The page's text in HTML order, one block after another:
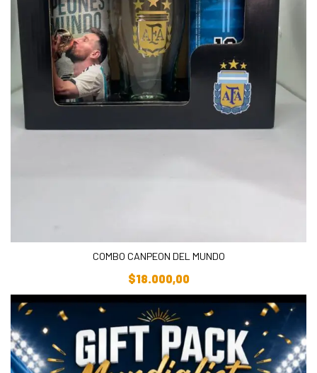
COMBO CANPEON DEL MUNDO
$18.000,00